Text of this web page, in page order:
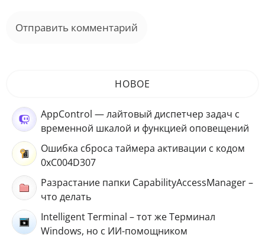
НОВОЕ
AppControl — лайтовый диспетчер задач с
временной шкалой и функцией оповещений
Ошибка сброса таймера активации с кодом
0xC004D307
Разрастание папки CapabilityAccessManager –
что делать
Intelligent Terminal – тот же Терминал
Windows, но с ИИ-помощником